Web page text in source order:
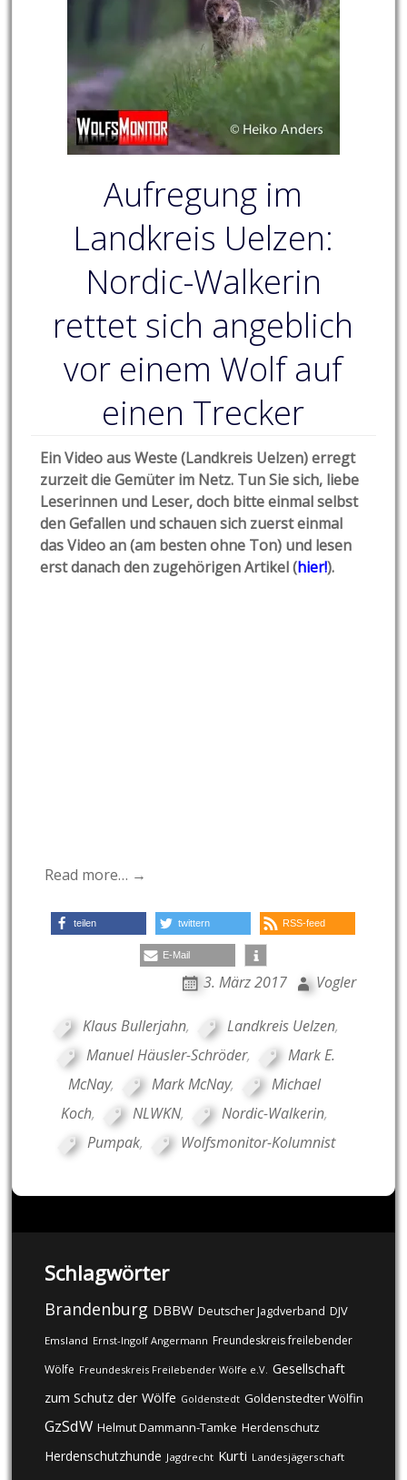
Aufregung im
Landkreis Uelzen:
Nordic-Walkerin
rettet sich angeblich
vor einem Wolf auf
einen Trecker
Ein Video aus Weste (Landkreis Uelzen) erregt
zurzeit die Gemüter im Netz. Tun Sie sich, liebe
Leserinnen und Leser, doch bitte einmal selbst
den Gefallen und schauen sich zuerst einmal
das Video an (am besten ohne Ton) und lesen
erst danach den zugehörigen Artikel (hier!).
Read more… →
teilen twittern RSS-feed
E-Mail
3. März 2017 Vogler
Klaus Bullerjahn, Landkreis Uelzen,
Manuel Häusler-Schröder,
Mark E.
McNay, Mark McNay,
Michael
Koch, NLWKN, Nordic-Walkerin,
Pumpak, Wolfsmonitor-Kolumnist
Schlagwörter
Brandenburg DBBW Deutscher Jagdverband DJV
Emsland Ernst-Ingolf Angermann Freundeskreis freilebender
Wölfe Freundeskreis Freilebender Wölfe e.V. Gesellschaft
zum Schutz der Wölfe Goldenstedt Goldenstedter Wölfin
GzSdW Helmut Dammann-Tamke Herdenschutz
Herdenschutzhunde Jagdrecht Kurti Landesjägerschaft